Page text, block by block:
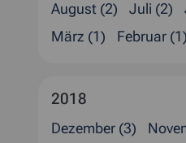
August (2)
Juli (2)
März (1)
Februar (1)
2018
Dezember (3)